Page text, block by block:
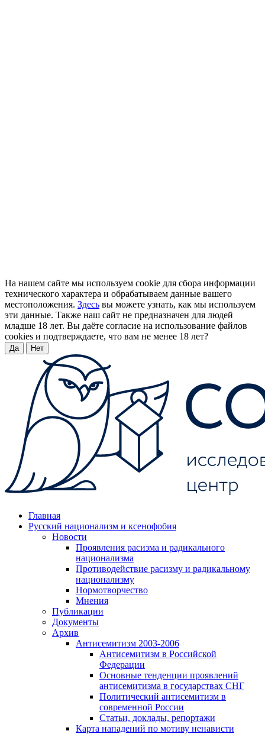
На нашем сайте мы используем cookie для сбора информации
технического характера и обрабатываем данные вашего
местоположения. Здесь вы можете узнать, как мы используем
эти данные. Также наш сайт не предназначен для людей
младше 18 лет. Вы даёте согласие на использование файлов
cookies и подтверждаете, что вам не менее 18 лет?
Да Нет
Главная
Русский национализм и ксенофобия
Новости
Проявления расизма и радикального
национализма
Противодействие расизму и радикальному
национализму
Нормотворчество
Мнения
Публикации
Документы
Архив
Антисемитизм 2003-2006
Антисемитизм в Российской
Федерации
Основные тенденции проявлений
антисемитизма в государствах СНГ
Политический антисемитизм в
современной России
Статьи, доклады, репортажи
Карта нападений по мотиву ненависти